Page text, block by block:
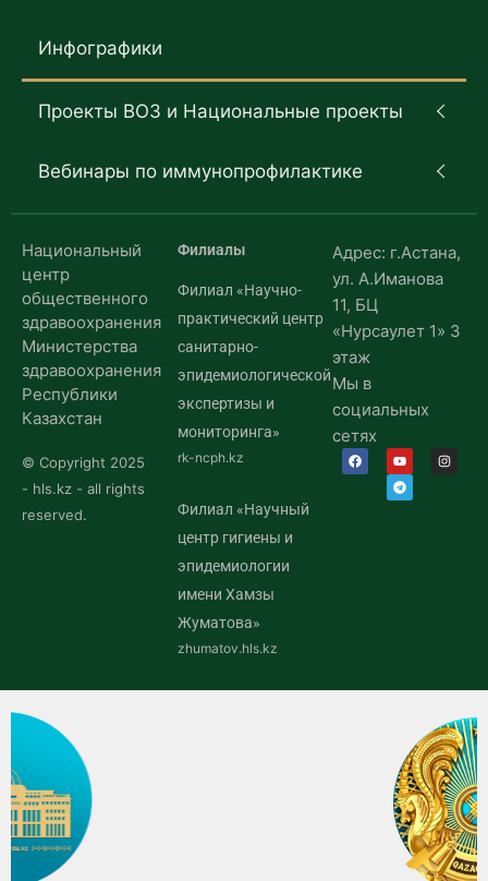
Инфографики
Проекты ВОЗ и Национальные проекты
Вебинары по иммунопрофилактике
Национальный
центр
общественного
здравоохранения
Министерства
здравоохранения
Республики
Казахстан
© Copyright 2025
- hls.kz - all rights
reserved.
Филиалы
Филиал «Научно-
практический центр
санитарно-
эпидемиологической
экспертизы и
мониторинга»
rk-ncph.kz
Филиал «Научный
центр гигиены и
эпидемиологии
имени Хамзы
Жуматова»
zhumatov.hls.kz
Адрес: г.Астана,
ул. А.Иманова
11, БЦ
«Нурсаулет 1» 3
этаж
Мы в
социальных
сетях